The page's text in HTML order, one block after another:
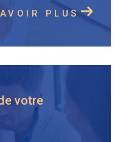
PLUS
votre